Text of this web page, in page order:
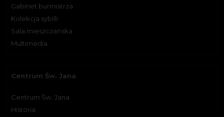
Gabinet burmistrza
Kolekcja sybilli
Sala mieszczańska
Multimedia
Centrum Św. Jana
Centrum Św. Jana
Historia